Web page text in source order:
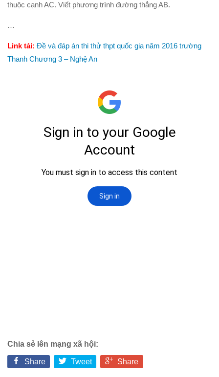
thuộc cạnh AC. Viết phương trình đường thẳng AB.
…
Link tải: Đề và đáp án thi thử thpt quốc gia năm 2016 trường
Thanh Chương 3 – Nghệ An
Chia sẻ lên mạng xã hội:
Share Tweet Share